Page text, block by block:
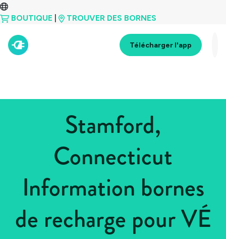
BOUTIQUE TROUVER DES BORNES
Télécharger l'app
Stamford,
Connecticut
Information bornes
de recharge pour VÉ
États-Unis > Connecticut